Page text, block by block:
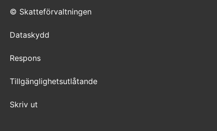
© Skatteförvaltningen
Dataskydd
Respons
Tillgänglighetsutlåtande
Skriv ut